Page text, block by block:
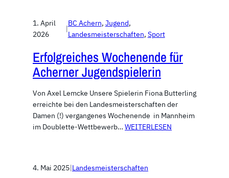
1. April
2026
|
BC Achern, Jugend
Landesmeisterschaften, Sport
Erfolgreiches Wochenende für
Acherner Jugendspielerin
Von Axel Lemcke Unsere Spielerin Fiona Butterling
erreichte bei den Landesmeisterschaften der
Damen (!) vergangenes Wochenende in Mannheim
im Doublette-Wettbewerb… WEITERLESEN
4. Mai 2025|Landesmeisterschaften